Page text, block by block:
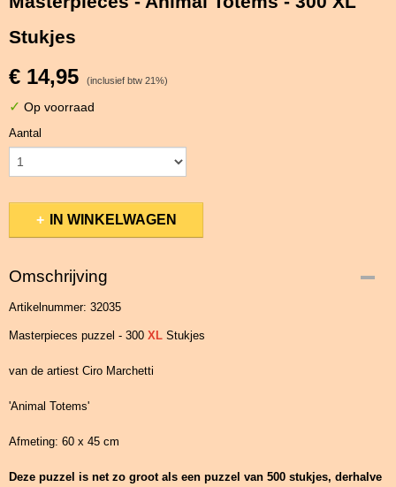
Stukjes
€ 14,95 (inclusief btw 21%)
✓ Op voorraad
Aantal
IN WINKELWAGEN
Omschrijving
Artikelnummer: 32035
Masterpieces puzzel - 300 XL Stukjes
van de artiest Ciro Marchetti
'Animal Totems'
Afmeting: 60 x 45 cm
Deze puzzel is net zo groot als een puzzel van 500 stukjes, derhalve